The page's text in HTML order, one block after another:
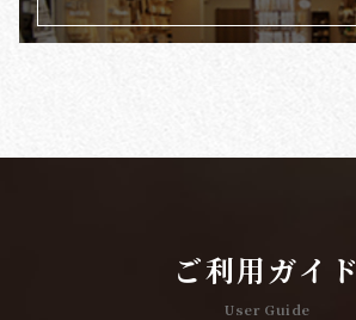
ご利用ガイド
User Guide